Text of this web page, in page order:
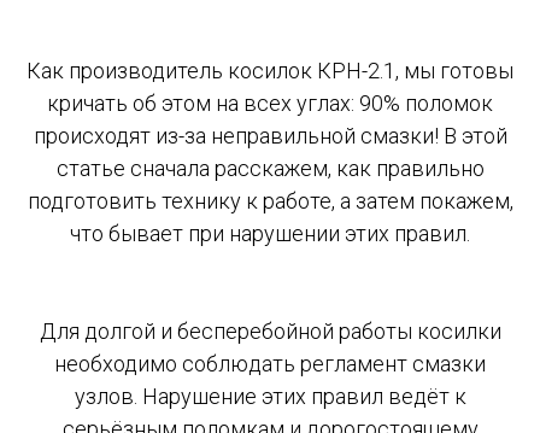
Как производитель косилок КРН-2.1, мы готовы
кричать об этом на всех углах: 90% поломок
происходят из-за неправильной смазки! В этой
статье сначала расскажем, как правильно
подготовить технику к работе, а затем покажем,
что бывает при нарушении этих правил.
Для долгой и бесперебойной работы косилки
необходимо соблюдать регламент смазки
узлов. Нарушение этих правил ведёт к